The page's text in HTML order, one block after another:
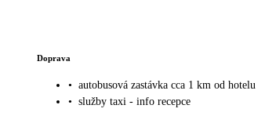
Doprava
• autobusová zastávka cca 1 km od hotelu
• služby taxi - info recepce